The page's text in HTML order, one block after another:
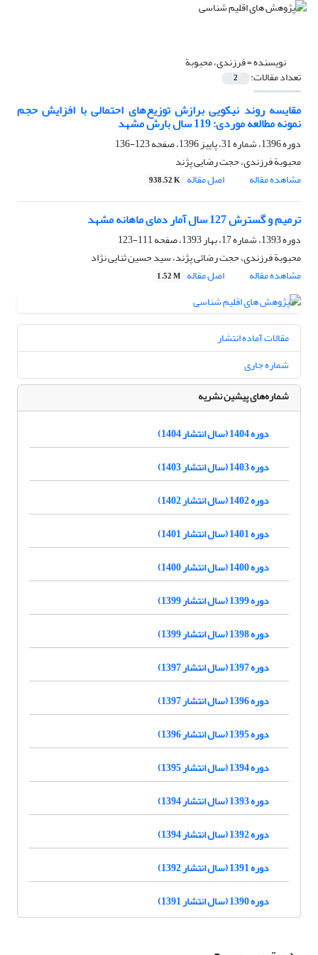
نویسنده =فرزندی، محبوبة
تعداد مقالات: 2
مقایسه روند نیکویی برازش توزیع‌های احتمالی با افزایش حجم
نمونه مطالعه موردی: 119 سال بارش مشهد
دوره 1396، شماره 31، پاییز 1396، صفحه
123-136
محبوبة فرزندی، حجت رضایی پژند
مشاهده مقاله
اصل مقاله 938.52 K
ترمیم و گسترش 127 سال آمار دمای ماهانه مشهد
دوره 1393، شماره 17، بهار 1393، صفحه
111-123
محبوبة فرزندی، حجت رضائی پژند، سید حسین ثنایی نژاد
مشاهده مقاله
اصل مقاله 1.52 M
مقالات آماده انتشار
شماره جاری
شماره‌های پیشین نشریه
دوره 1404 (سال انتشار 1404)
دوره 1403 (سال انتشار 1403)
دوره 1402 (سال انتشار 1402)
دوره 1401 (سال انتشار 1401)
دوره 1400 (سال انتشار 1400)
دوره 1399 (سال انتشار 1399)
دوره 1398 (سال انتشار 1399)
دوره 1397 (سال انتشار 1397)
دوره 1396 (سال انتشار 1397)
دوره 1395 (سال انتشار 1396)
دوره 1394 (سال انتشار 1395)
دوره 1393 (سال انتشار 1394)
دوره 1392 (سال انتشار 1394)
دوره 1391 (سال انتشار 1392)
دوره 1390 (سال انتشار 1391)